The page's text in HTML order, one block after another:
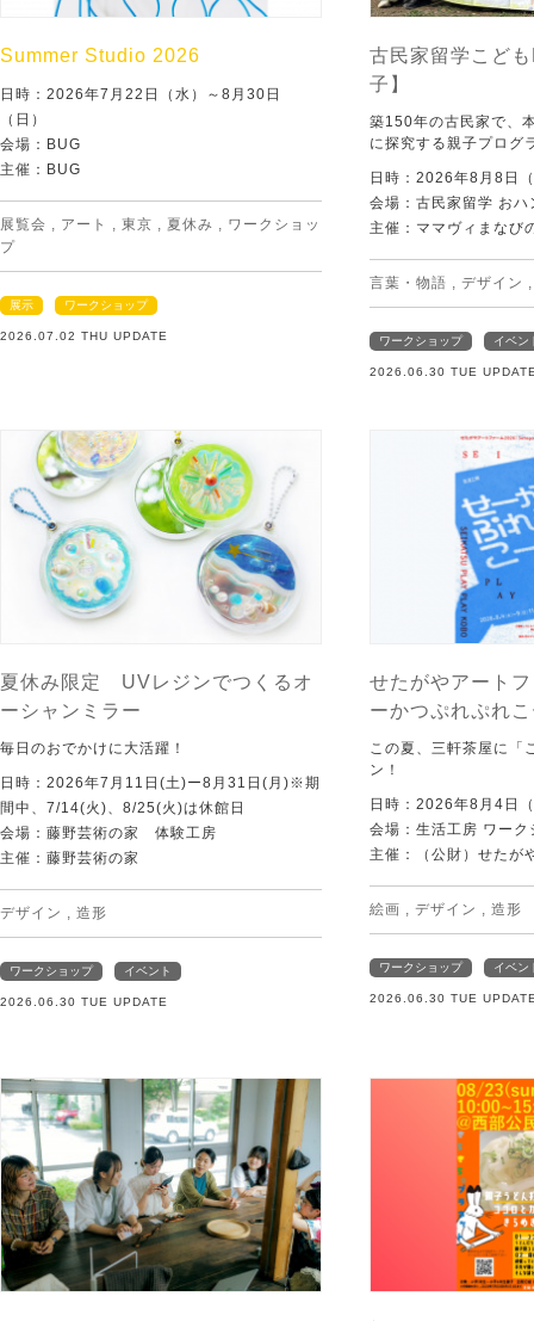
Summer Studio 2026
日時：2026年7月22日（水）～8月30日
（日）
会場：BUG
主催：BUG
展覧会 , アート , 東京 , 夏休み , ワークショッ
プ
展示 ワークショップ
2026.07.02 THU UPDATE
古民家留学こど
子】
築150年の古民家で、
に探究する親子プログ
日時：2026年8月8日
会場：古民家留学 おハ
主催：ママヴィまなび
言葉・物語 , デザイン
ワークショップ イベン
2026.06.30 TUE
夏休み限定 UVレジンでつくるオ
ーシャンミラー
毎日のおでかけに大活躍！
日時：2026年7月11日(土)ー8月31日(月)※期
間中、7/14(火)、8/25(火)は休館日
会場：藤野芸術の家 体験工房
主催：藤野芸術の家
デザイン , 造形
ワークショップ イベント
2026.06.30 TUE UPDATE
せたがやアート
ーかつぷれぷれ
この夏、三軒茶屋に「
ン！
日時：2026年8月4日
会場：生活工房 ワー
主催：（公財）せたが
絵画 , デザイン , 造形
ワークショップ イベン
2026.06.30 TUE